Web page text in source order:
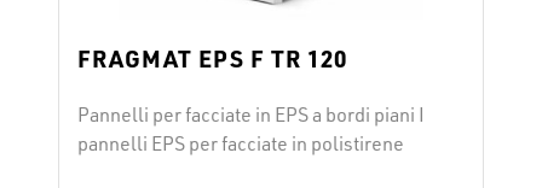
FRAGMAT EPS F TR 120
Pannelli per facciate in EPS a bordi piani I
pannelli EPS per facciate in polistirene